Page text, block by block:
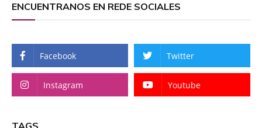
ENCUENTRANOS EN REDE SOCIALES
Facebook Twitter
Instagram Youtube